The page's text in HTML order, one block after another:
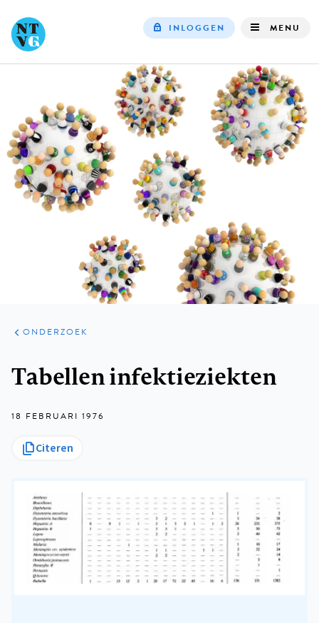
navigation
INLOGGEN MENU
ARTIKELEN
ONDERZOEK
ONDERZOEK
Tabellen infektieziekten
18 FEBRUARI 1976
Citeren